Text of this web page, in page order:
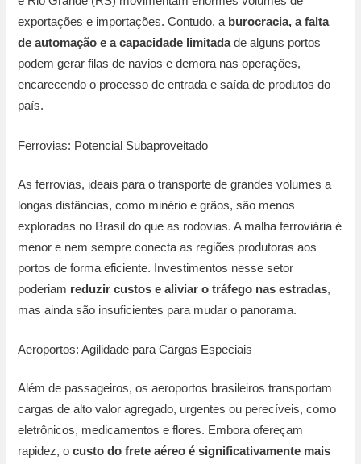
exportações e importações. Contudo, a burocracia, a falta
de automação e a capacidade limitadade alguns portos
podem gerar filas de navios e demora nas operações,
encarecendo o processo de entrada e saída de produtos do
país.
Ferrovias: Potencial Subaproveitado
As ferrovias, ideais para o transporte de grandes volumes a
longas distâncias, como minério e grãos, são menos
exploradas no Brasil do que as rodovias. A malha ferroviária é
menor e nem sempre conecta as regiões produtoras aos
portos de forma eficiente. Investimentos nesse setor
poderiam reduzir custos e aliviar o tráfego nas estradas,
mas ainda são insuficientes para mudar o panorama.
Aeroportos: Agilidade para Cargas Especiais
Além de passageiros, os aeroportos brasileiros transportam
cargas de alto valor agregado, urgentes ou perecíveis, como
eletrônicos, medicamentos e flores. Embora ofereçam
rapidez, ocusto do frete aéreo é significativamente mais